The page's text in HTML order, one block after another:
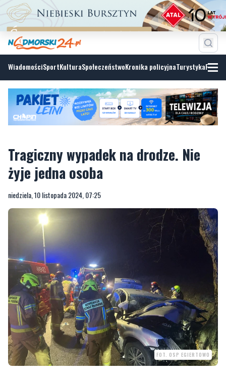
WiadomościSportKulturaSpołeczeństwoKronika policyjnaTurystyka
Tragiczny wypadek na drodze. Nie
żyje jedna osoba
niedziela, 10 listopada 2024, 07:25
FOT. OSP EGIERTOWO